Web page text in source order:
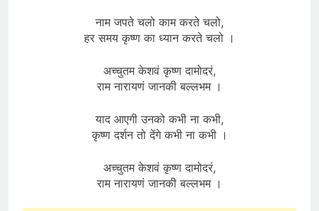
नाम जपते चलो काम करते चलो,
हर समय कृष्ण का ध्यान करते चलो ।
अच्चुतम केशवं कृष्ण दामोदरं,
राम नारायणं जानकी बल्लभम ।
याद आएगी उनको कभी ना कभी,
कृष्ण दर्शन तो देंगे कभी ना कभी ।
अच्चुतम केशवं कृष्ण दामोदरं,
राम नारायणं जानकी बल्लभम ।